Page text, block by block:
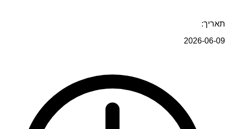
תאריך:
2026-06-09